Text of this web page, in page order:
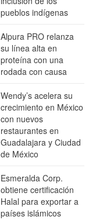
pueblos indígenas
Alpura PRO relanza
su línea alta en
proteína con una
rodada con causa
Wendy’s acelera su
crecimiento en México
con nuevos
restaurantes en
Guadalajara y Ciudad
de México
Esmeralda Corp.
obtiene certificación
Halal para exportar a
países islámicos